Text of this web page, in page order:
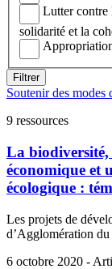
Lutter contre
solidarité et la
Filtrer
Soutenir des modes
9 ressources
La biodiversité,
économique et
écologique :
Les projets de
d’Agglomération du
6 octobre 2020 -